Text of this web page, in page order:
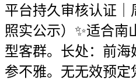
平台持久审核认证
照实公示）✨适合南
型客群。长处：前
参不雅。无无效预定